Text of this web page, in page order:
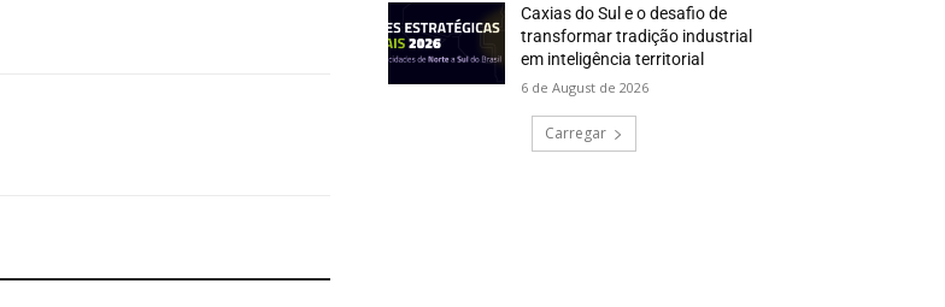
Caxias do Sul e o desafio de
transformar tradição industrial
em inteligência territorial
6 de August de 2026
Carregar